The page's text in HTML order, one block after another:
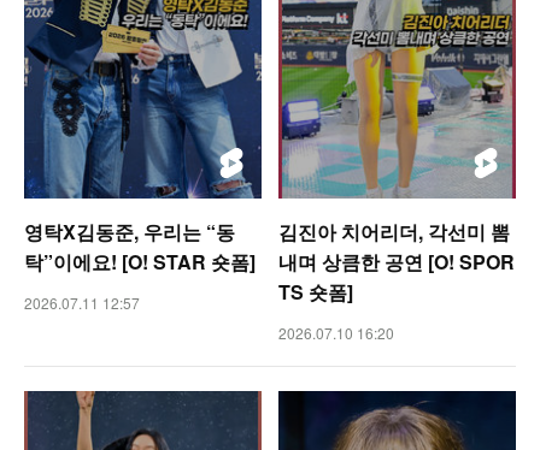
영탁X김동준, 우리는 “동
탁”이에요! [O! STAR 숏폼]
2026.07.11 12:57
김진아 치어리더, 각선미 뽐
내며 상큼한 공연 [O! SPOR
TS 숏폼]
2026.07.10 16:20